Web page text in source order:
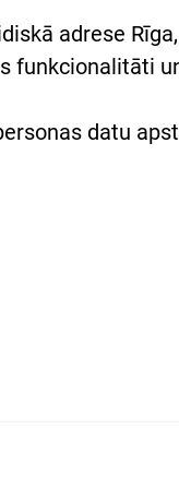
adrese
funkcionalitāti
datu